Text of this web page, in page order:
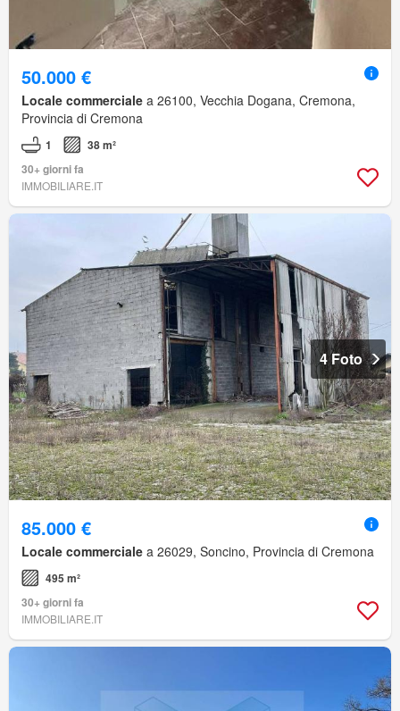
50.000 €
Locale commerciale a 26100, Vecchia Dogana, Cremona,
Provincia di Cremona
1
38 m²
30+ giorni fa
IMMOBILIARE.IT
4 Foto
85.000 €
Locale commerciale a 26029, Soncino, Provincia di Cremona
495 m²
30+ giorni fa
IMMOBILIARE.IT